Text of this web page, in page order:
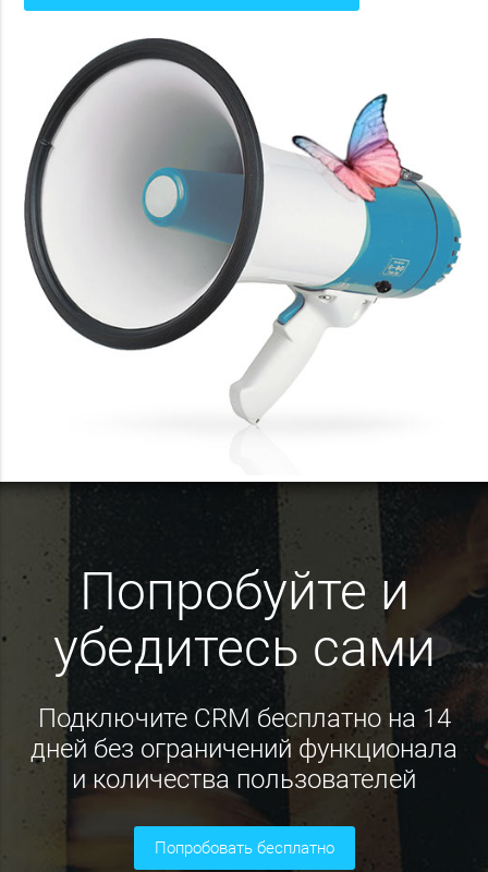
Попробуйте и
убедитесь сами
Подключите CRM бесплатно на 14
дней без ограничений функционала
и количества пользователей
попробовать бесплатно